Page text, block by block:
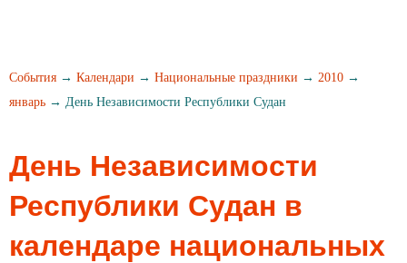
События → Календари → Национальные праздники → 2010 →
январь → День Независимости Республики Судан
День Независимости
Республики Судан в
календаре национальных